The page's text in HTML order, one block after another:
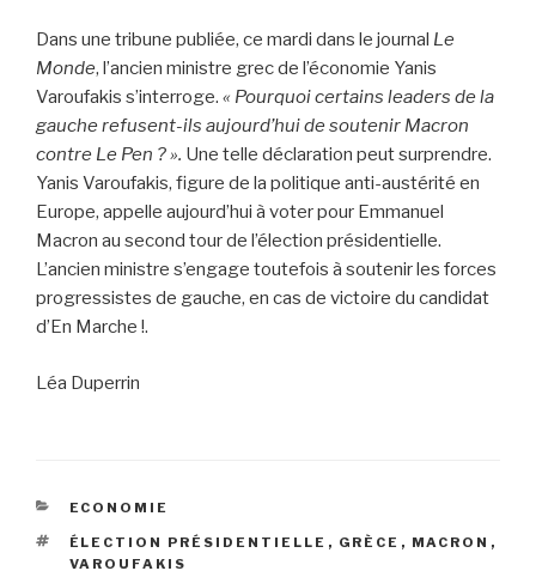
Dans une tribune publiée, ce mardi dans le journal Le
Monde, l’ancien ministre grec de l’économie Yanis
Varoufakis s’interroge. « Pourquoi certains leaders de la
gauche refusent-ils aujourd’hui de soutenir Macron
contre Le Pen ? ». Une telle déclaration peut surprendre.
Yanis Varoufakis, figure de la politique anti-austérité en
Europe, appelle aujourd’hui à voter pour Emmanuel
Macron au second tour de l’élection présidentielle.
L’ancien ministre s’engage toutefois à soutenir les forces
progressistes de gauche, en cas de victoire du candidat
d’En Marche !.
Léa Duperrin
CATÉGORIES
ECONOMIE
ÉTIQUETTES
ÉLECTION PRÉSIDENTIELLE , GRÈCE , MACRON ,
VAROUFAKIS